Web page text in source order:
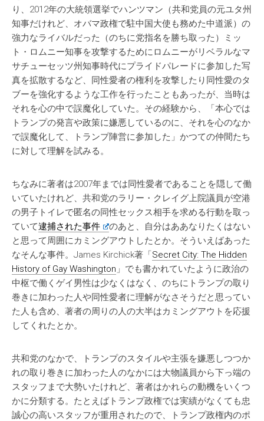
り、2012年の大統領選挙でハンツマン（共和党員の元ユタ州
知事だけれど、オバマ政権で駐中国大使も務めた中道派）の
強力なライバルだった（のちに党指名を勝ち取った）ミッ
ト・ロムニー知事を攻撃するためにロムニーがリベラルなマ
サチューセッツ州知事時代にプライドパレードに参加した写
真を拡散するなど、同性愛者の権利を攻撃したり同性愛のタ
ブーを強化するような工作を行ったこともあったが、当時は
それを心の中で誤魔化していた。その経験から、「本心では
トランプの発言や政策に嫌悪しているのに、それを心のなか
で誤魔化して、トランプ陣営に参加した」かつての仲間たち
に対して理解を試みる。
ちなみに著者は2007年までは同性愛者であることを隠して働
いていたけれど、共和党のラリー・クレイグ上院議員が空港
の男子トイレで匿名の同性セックス相手を求める行動を取っ
ていて逮捕された事件
のあと、自分はああなりたくはない
と思って周囲にカミングアウトしたとか。そういえばあった
なそんな事件。James Kirchick著「Secret City: The Hidden
History of Gay Washington 」でも書かれていたように政治の
中枢で働くゲイ男性は少なくはなく、のちにトランプの取り
巻きに加わった人や同性愛者に理解がなさそうだと思ってい
た人も含め、著者の周りの人の大半はカミングアウトを応援
してくれたとか。
共和党のなかで、トランプのスタイルや主張を嫌悪しつつか
れの取り巻きに加わった人のなかには大物議員から下っ端の
スタッフまで大勢いたけれど、著者はかれらの動機をいくつ
かに分類する。たとえばトランプ政権では実績がなくても忠
誠心の高いスタッフが重用されたので、トランプ政権内のポ